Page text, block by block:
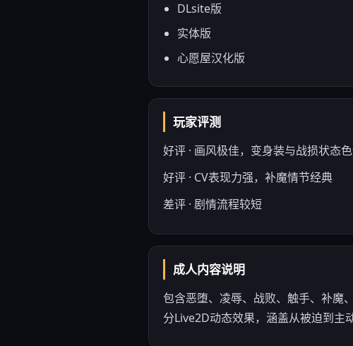
DLsite版
实体版
心愿屋汉化版
玩家评测
好评 · 画风极佳，变身装与战损状态
好评 · CV表现力强，补魔情节经典
差评 · 剧情流程较短
成人内容说明
包含恶堕、凌辱、战败、触手、补魔
分Live2D动态效果，涵盖从被迫到主